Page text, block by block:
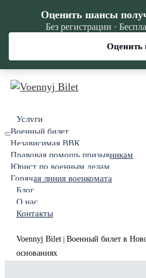
Услуги
Военный билет
Независимая ВВК
Правовая помощь призывникам
Юрист по военным делам
Горячая линия военкомата
Блог
О нас
Контакты
Voennyj Bilet Военный билет в
основаниях
Оценить шансы
Без регистрации ·